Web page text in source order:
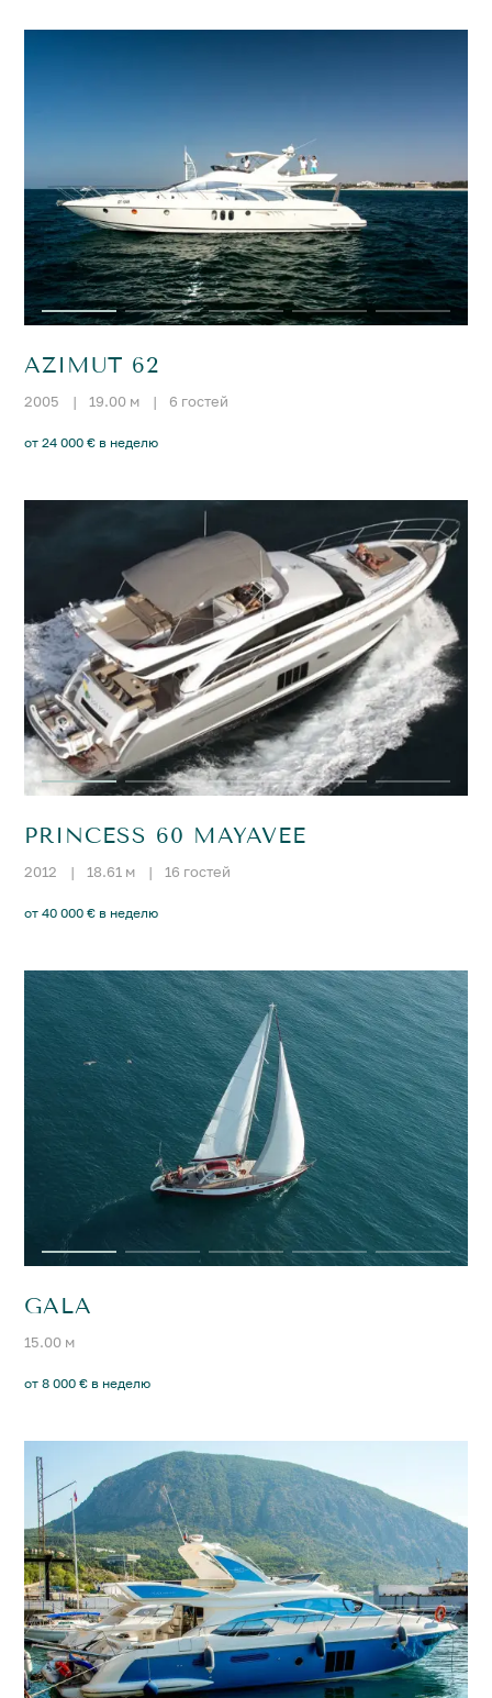
AZIMUT 62
2005 | 19.00 м | 6 гостей
от 24 000 € в неделю
PRINCESS 60 MAYAVEE
2012 | 18.61 м | 16 гостей
от 40 000 € в неделю
GALA
15.00 м
от 8 000 € в неделю